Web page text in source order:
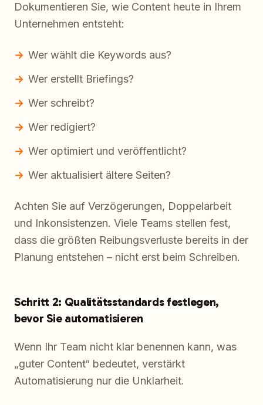
Dokumentieren Sie, wie Content heute in Ihrem
Unternehmen entsteht:
Wer wählt die Keywords aus?
Wer erstellt Briefings?
Wer schreibt?
Wer redigiert?
Wer optimiert und veröffentlicht?
Wer aktualisiert ältere Seiten?
Achten Sie auf Verzögerungen, Doppelarbeit
und Inkonsistenzen. Viele Teams stellen fest,
dass die größten Reibungsverluste bereits in der
Planung entstehen – nicht erst beim Schreiben.
Schritt 2: Qualitätsstandards festlegen,
bevor Sie automatisieren
Wenn Ihr Team nicht klar benennen kann, was
„guter Content“ bedeutet, verstärkt
Automatisierung nur die Unklarheit.